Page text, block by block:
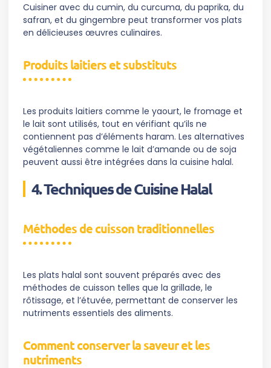
Cuisiner avec du cumin, du curcuma, du paprika, du
safran, et du gingembre peut transformer vos plats
en délicieuses œuvres culinaires.
Produits laitiers et substituts
Les produits laitiers comme le yaourt, le fromage et
le lait sont utilisés, tout en vérifiant qu’ils ne
contiennent pas d’éléments haram. Les alternatives
végétaliennes comme le lait d’amande ou de soja
peuvent aussi être intégrées dans la cuisine halal.
4. Techniques de Cuisine Halal
Méthodes de cuisson traditionnelles
Les plats halal sont souvent préparés avec des
méthodes de cuisson telles que la grillade, le
rôtissage, et l’étuvée, permettant de conserver les
nutriments essentiels des aliments.
Comment conserver la saveur et les
nutriments